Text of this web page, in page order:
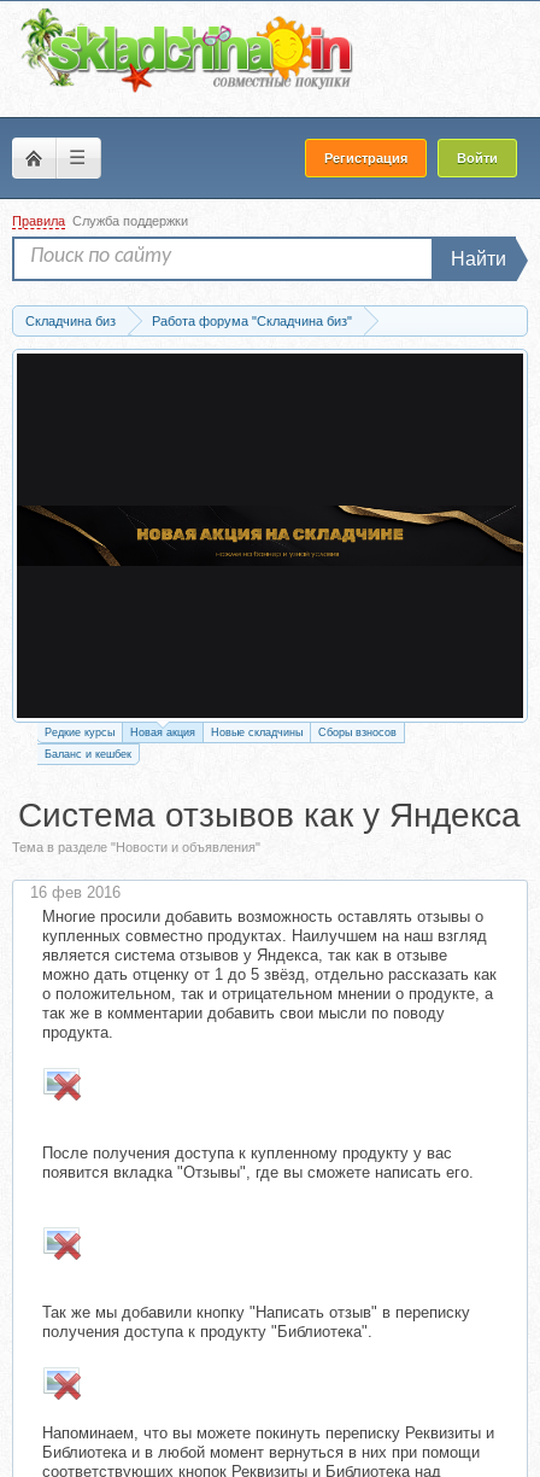
☰ Регистрация Войти
Правила Служба поддержки
Найти
Складчина биз
Работа форума "Складчина биз"
Новости и объявления
Система отзывов как у Яндекса
Редкие курсы Новая акция Новые складчины
Сборы взносов
Баланс и кешбек
Система отзывов как у Яндекса
Тема в разделе "Новости и объявления"
Многие просили добавить возможность оставлять отзывы о
купленных совместно продуктах. Наилучшем на наш взгляд
является система отзывов у Яндекса, так как в отзыве
можно дать отценку от 1 до 5 звёзд, отдельно рассказать как
о положительном, так и отрицательном мнении о продукте, а
так же в комментарии добавить свои мысли по поводу
продукта.
После получения доступа к купленному продукту у вас
появится вкладка "Отзывы", где вы сможете написать его.
Так же мы добавили кнопку "Написать отзыв" в переписку
получения доступа к продукту "Библиотека".
Напоминаем, что вы можете покинуть переписку Реквизиты и
Библиотека и в любой момент вернуться в них при помощи
соответствующих кнопок Реквизиты и Библиотека над
16 фев 2016